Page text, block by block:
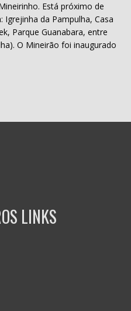
Está próximo de
da Pampulha, Casa
Parque Guanabara, entre
O Mineirão foi inaugurado
LINKS